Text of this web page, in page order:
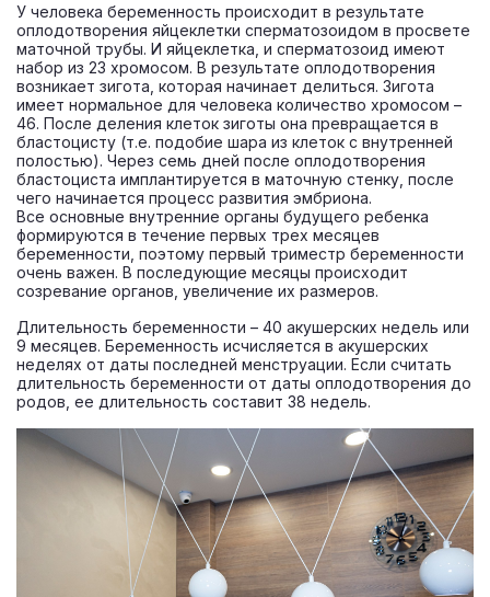
У человека беременность происходит в результате
оплодотворения яйцеклетки сперматозоидом в просвете
маточной трубы. И яйцеклетка, и сперматозоид имеют
набор из 23 хромосом. В результате оплодотворения
возникает зигота, которая начинает делиться. Зигота
имеет нормальное для человека количество хромосом –
46. После деления клеток зиготы она превращается в
бластоцисту (т.е. подобие шара из клеток с внутренней
полостью). Через семь дней после оплодотворения
бластоциста имплантируется в маточную стенку, после
чего начинается процесс развития эмбриона.
Все основные внутренние органы будущего ребенка
формируются в течение первых трех месяцев
беременности, поэтому первый триместр беременности
очень важен. В последующие месяцы происходит
созревание органов, увеличение их размеров.
Длительность беременности – 40 акушерских недель или
9 месяцев. Беременность исчисляется в акушерских
неделях от даты последней менструации. Если считать
длительность беременности от даты оплодотворения до
родов, ее длительность составит 38 недель.